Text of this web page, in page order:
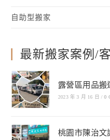
自助型搬家
最新搬家案例/
露營區用品搬
2023 年 3 月 16 日 / 0
桃園市陳治文